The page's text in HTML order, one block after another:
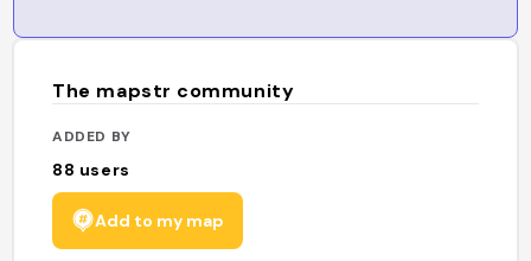
The mapstr community
ADDED BY
88 users
Add to my map